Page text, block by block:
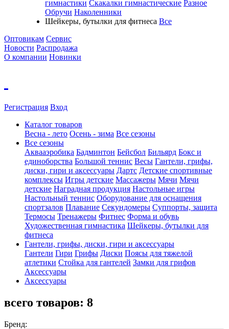
гимнастики Скакалки гимнастические Разное
Обручи Наколенники
Шейкеры, бутылки для фитнеса Все
Оптовикам Сервис
Новости Распродажа
О компании Новинки
Регистрация Вход
Каталог товаров
Весна - лето Осень - зима Все сезоны
Все сезоны
Аквааэробика Бадминтон Бейсбол Бильярд Бокс и
единоборства Большой теннис Весы Гантели, грифы,
диски, гири и аксессуары Дартс Детские спортивные
комплексы Игры детские Массажеры Мячи Мячи
детские Наградная продукция Настольные игры
Настольный теннис Оборудование для оснащения
спортзалов Плавание Секундомеры Суппорты, защита
Термосы Тренажеры Фитнес Форма и обувь
Художественная гимнастика Шейкеры, бутылки для
фитнеса
Гантели, грифы, диски, гири и аксессуары
Гантели Гири Грифы Диски Поясы для тяжелой
атлетики Стойка для гантелей Замки для грифов
Аксессуары
Аксессуары
всего товаров: 8
Бренд: